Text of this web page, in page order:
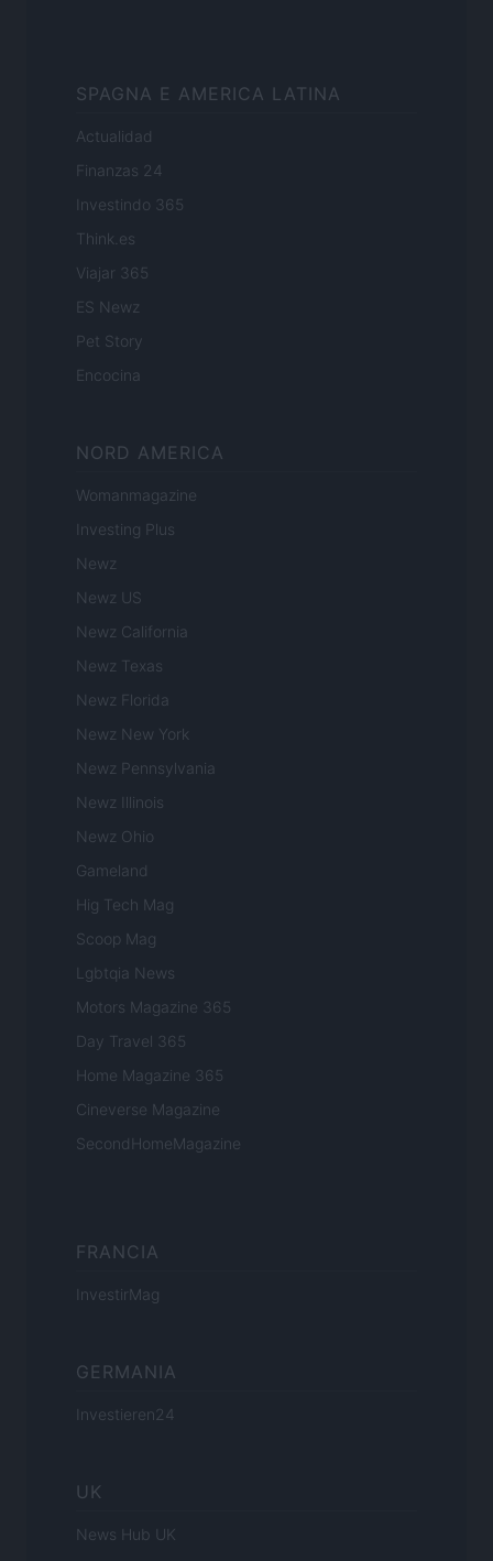
SPAGNA E AMERICA LATINA
Actualidad
Finanzas 24
Investindo 365
Think.es
Viajar 365
ES Newz
Pet Story
Encocina
NORD AMERICA
Womanmagazine
Investing Plus
Newz
Newz US
Newz California
Newz Texas
Newz Florida
Newz New York
Newz Pennsylvania
Newz Illinois
Newz Ohio
Gameland
Hig Tech Mag
Scoop Mag
Lgbtqia News
Motors Magazine 365
Day Travel 365
Home Magazine 365
Cineverse Magazine
SecondHomeMagazine
FRANCIA
InvestirMag
GERMANIA
Investieren24
UK
News Hub UK